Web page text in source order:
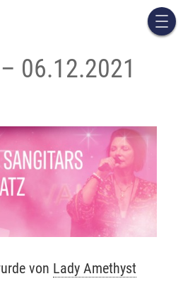
06.12.2021
von Lady Amethyst